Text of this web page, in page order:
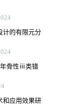
计的有限元分
年骨性ⅲ类错
和应用效果研